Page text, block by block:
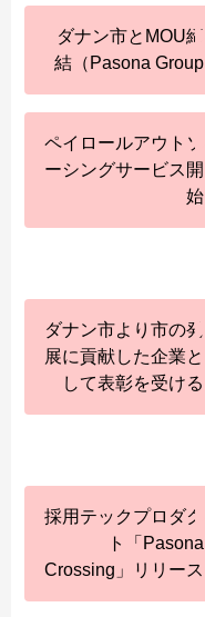
ダナン市とMOU締
結（Pasona Group
ペイロールアウトソ
ーシングサービス開
始
ダナン市より市の発
展に貢献した企業と
して表彰を受ける
採用テックプロダク
ト「Pasona
Crossing」リリース